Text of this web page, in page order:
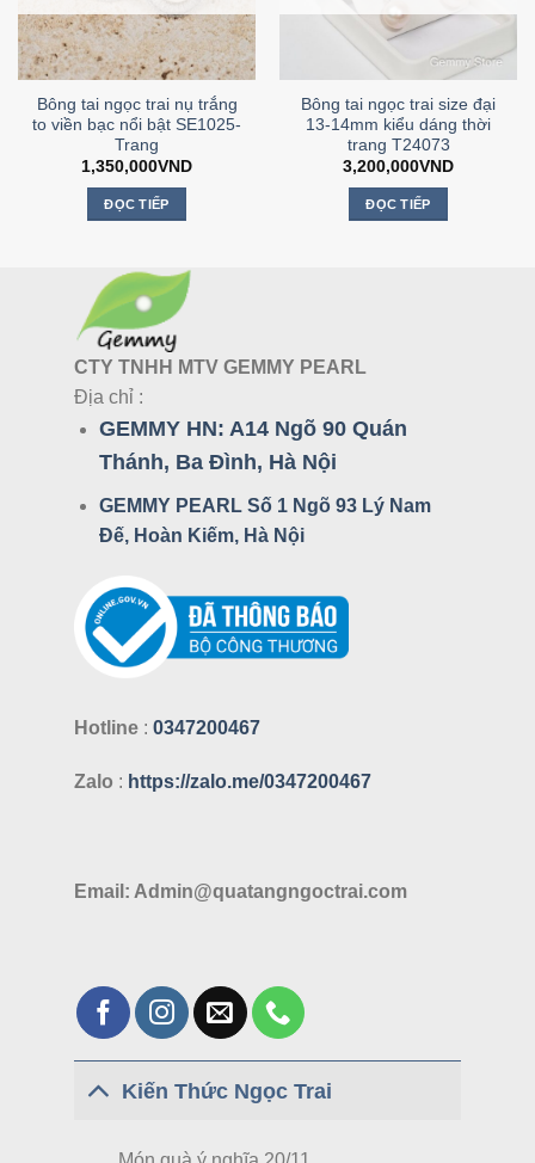
Bông tai ngọc trai nụ trắng
to viền bạc nổi bật SE1025-
Trang
1,350,000VND
ĐỌC TIẾP
Bông tai ngọc trai size đại
13-14mm kiểu dáng thời
trang T24073
3,200,000VND
ĐỌC TIẾP
CTY TNHH MTV GEMMY PEARL
Địa chỉ :
GEMMY HN: A14 Ngõ 90 Quán
Thánh, Ba Đình, Hà Nội
GEMMY PEARL Số 1 Ngõ 93 Lý Nam
Đế, Hoàn Kiếm, Hà Nội
Hotline : 0347200467
Zalo : https://zalo.me/0347200467
Email: Admin@quatangngoctrai.com
Kiến Thức Ngọc Trai